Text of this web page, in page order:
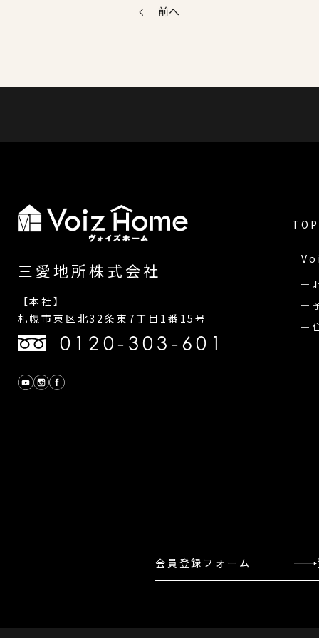
前へ
三愛地所株式会社
【本社】
札幌市東区北32条東7丁目1番15号
0120-303-601
TOP
会員登録フォーム